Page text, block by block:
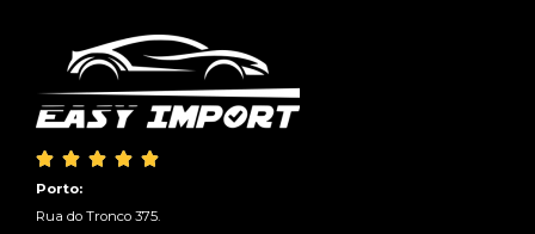
    
Porto:
Rua do Tronco 375.